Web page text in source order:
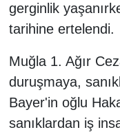
gerginlik
tarihine ertelendi.
Muğla 1. Ağır
duruşmaya,
Bayer'in oğlu
sanıklardan iş